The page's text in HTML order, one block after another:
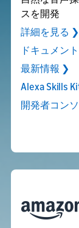
スを開発
詳細を見る ❯
ドキュメン
最新情報 ❯
Alexa Skills
開発者コン